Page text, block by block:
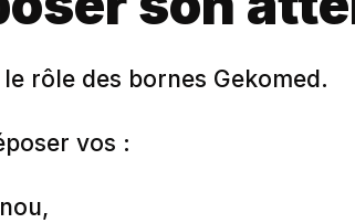
le rôle des bornes Gekomed.
vos :